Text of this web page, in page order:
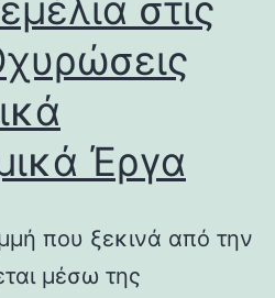
Έργα
που ξεκινά από την
μέσω της